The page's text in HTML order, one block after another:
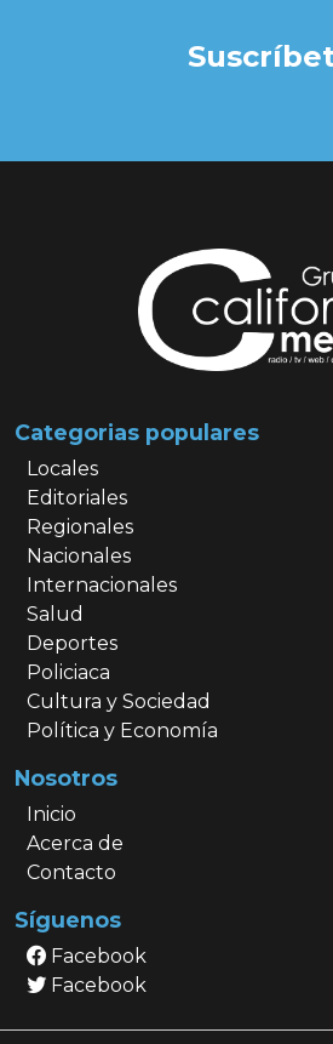
Categorias populares
Locales
Editoriales
Regionales
Nacionales
Internacionales
Salud
Deportes
Policiaca
Cultura y Sociedad
Política y Economía
Nosotros
Inicio
Acerca de
Contacto
Síguenos
Facebook
Facebook